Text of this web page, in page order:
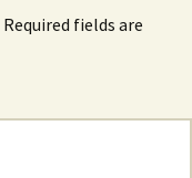
Required fields are